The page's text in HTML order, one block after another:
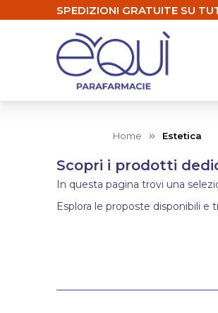
SPEDIZIONI GRATUITE SU
Home Estetica
Scopri i prodotti
In questa pagina trovi una
Esplora le proposte disponibili e